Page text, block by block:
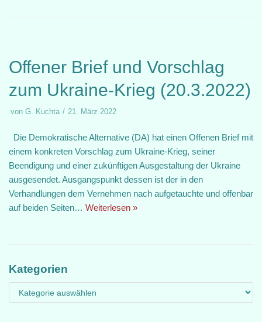
Offener Brief und Vorschlag
zum Ukraine-Krieg (20.3.2022)
von G. Kuchta 21. März 2022
Die Demokratische Alternative (DA) hat einen Offenen Brief mit
einem konkreten Vorschlag zum Ukraine-Krieg, seiner
Beendigung und einer zukünftigen Ausgestaltung der Ukraine
ausgesendet. Ausgangspunkt dessen ist der in den
Verhandlungen dem Vernehmen nach aufgetauchte und offenbar
auf beiden Seiten… Weiterlesen »
Kategorien